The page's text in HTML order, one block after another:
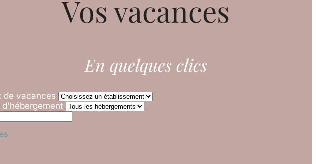
Vos vacances
En quelques clics
de vacances
d'hébergement